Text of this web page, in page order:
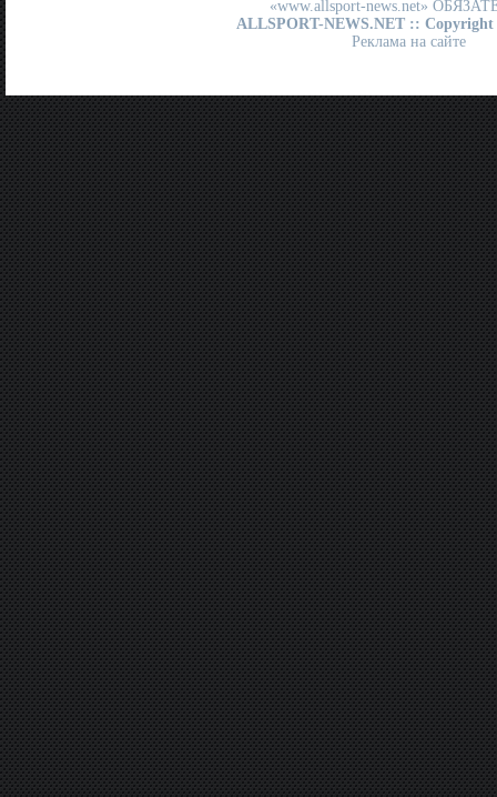
«www.allsport-news.net»
ALLSPORT-NEWS.NET :: Copyright
Реклама на сайте